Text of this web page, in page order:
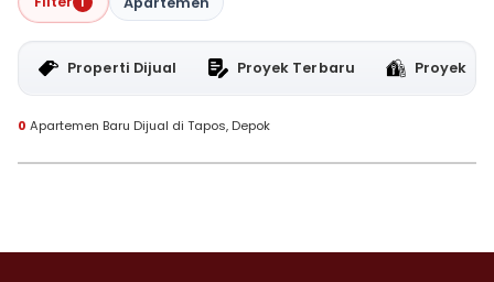
Properti Dijual Proyek Terbaru Proyek
0 Apartemen Baru Dijual di Tapos, Depok